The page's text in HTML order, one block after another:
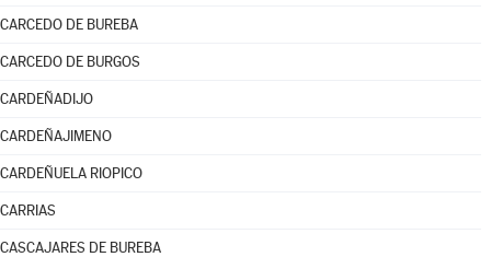
CARCEDO DE BUREBA
CARCEDO DE BURGOS
CARDEÑADIJO
CARDEÑAJIMENO
CARDEÑUELA RIOPICO
CARRIAS
CASCAJARES DE BUREBA